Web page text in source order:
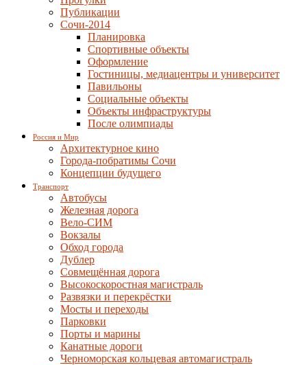
Публикации
Сочи-2014
Планировка
Спортивные объекты
Оформление
Гостиницы, медиацентры и университет
Павильоны
Социальные объекты
Объекты инфраструктуры
После олимпиады
Россия и Мир
Архитектурное кино
Города-побратимы Сочи
Концепции будущего
Транспорт
Автобусы
Железная дорога
Вело-СИМ
Вокзалы
Обход города
Дублер
Совмещённая дорога
Высокоскоростная магистраль
Развязки и перекрёстки
Мосты и переходы
Парковки
Порты и марины
Канатные дороги
Черноморская кольцевая автомагистраль